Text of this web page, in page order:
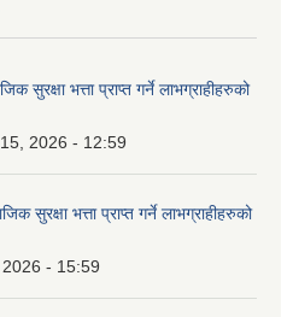
सुरक्षा भत्ता प्राप्त गर्ने लाभग्राहीहरुको
2026 - 12:59
सुरक्षा भत्ता प्राप्त गर्ने लाभग्राहीहरुको
- 15:59